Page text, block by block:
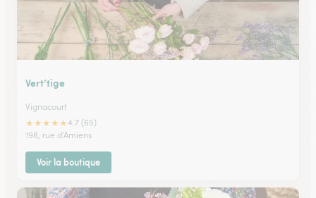
Vert’tige
Vignacourt
★★★★★4.7 (65)
198, rue d'Amiens
Voir la boutique